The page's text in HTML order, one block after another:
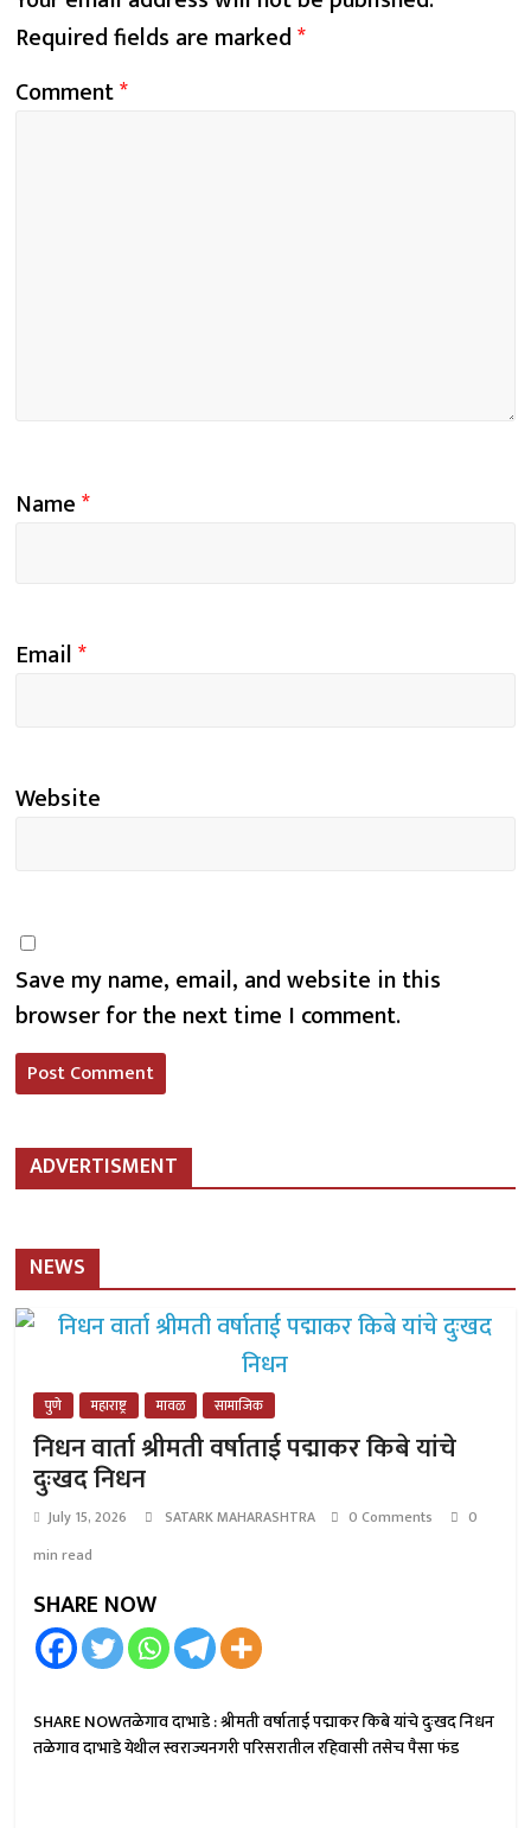
Required fields are marked*
Comment*
Name*
Email*
Website
Save my name, email, and website in this
browser for the next time I comment.
ADVERTISMENT
NEWS
पुणे महाराष्ट्र मावळ सामाजिक
निधन वार्ता श्रीमती वर्षाताई पद्माकर किबे यांचे
दुःखद निधन
July 15, 2026 SATARK MAHARASHTRA 0 Comments
0
min read
SHARE NOW
SHARE NOWतळेगाव दाभाडे : श्रीमती वर्षाताई पद्माकर किबे यांचे दुःखद निधन
तळेगाव दाभाडे येथील स्वराज्यनगरी परिसरातील रहिवासी तसेच पैसा फंड